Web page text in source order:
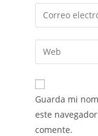
Guarda mi
este
comente.